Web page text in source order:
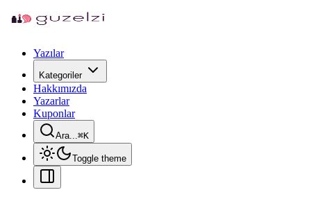
Yazılar
Kategoriler
Hakkımızda
Yazarlar
Kuponlar
Ara...⌘K
Toggle theme